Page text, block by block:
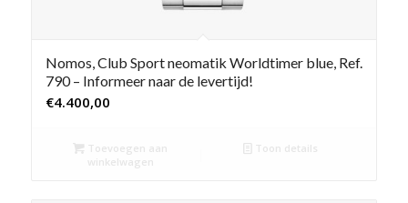
Nomos, Club Sport neomatik Worldtimer blue, Ref.
790 – Informeer naar de levertijd!
€4.400,00
Toevoegen aan
winkelwagen
Toon details